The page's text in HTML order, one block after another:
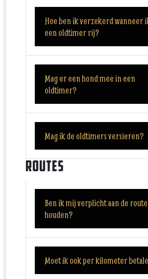
Hoe ben ik verzekerd wanneer
een oldtimer rij?
Mag er een hond mee in een
oldtimer?
Mag ik de oldtimers versieren?
Routes
Ben ik mij verplicht aan de
houden?
Moet ik ook per kilometer